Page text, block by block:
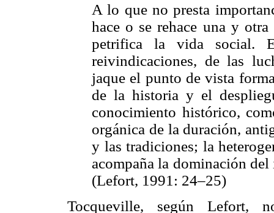
A lo que no presta
hace o se rehace una y
petrifica la vida social.
reivindicaciones, de las
jaque el punto de vista
de la historia y el
conocimiento histórico,
orgánica de la duración,
y las tradiciones; la
acompaña la dominación
(Lefort, 1991: 24–25)
Tocqueville, según Lefort,